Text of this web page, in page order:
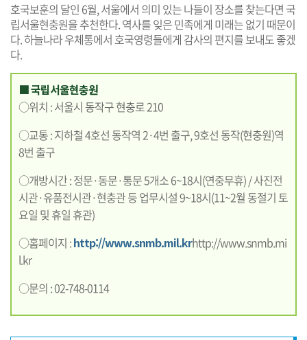
호국보훈의 달인 6월, 서울에서 의미 있는 나들이 장소를 찾는다면 국
립서울현충원을 추천한다. 역사를 잊은 민족에게 미래는 없기 때문이
다. 하늘나라 우체통에서 호국영령들에게 감사의 편지를 보내도 좋겠
다.
■ 국립서울현충원
○위치 : 서울시 동작구 현충로 210
○교통 : 지하철 4호선 동작역 2·4번 출구, 9호선 동작(현충원)역
8번 출구
○개방시간 : 정문·동문·통문 5개소 6~18시(연중무휴) / 사진전
시관·유품전시관·현충관 등 업무시설 9~18시(11~2월 동절기 토
요일 및 휴일 휴관)
○홈페이지 :http://www.snmb.mil.krhttp://www.snmb.mi
l.kr
○문의 : 02-748-0114